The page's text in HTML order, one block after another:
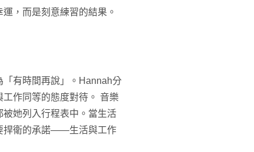
，而是刻意練習的結果。
有時間再說」。Hannah分
作同等的態度對待。 音樂
她列入行程表中。當生活
捍衛的承諾——生活與工作